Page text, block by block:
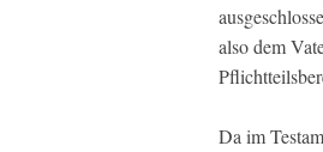
also dem
Da im